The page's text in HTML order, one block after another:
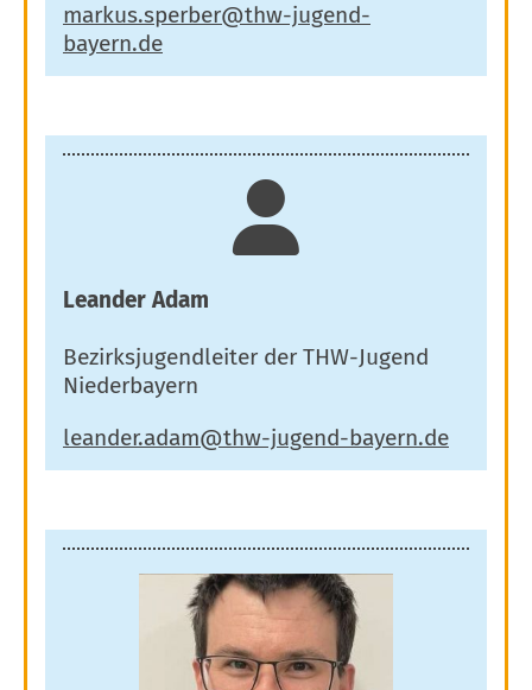
Leander Adam
Bezirksjugendleiter der THW-Jugend
Niederbayern